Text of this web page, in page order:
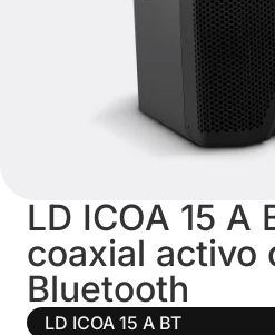
LD ICOA 15 A
coaxial activo
Bluetooth
LD ICOA 15 A BT